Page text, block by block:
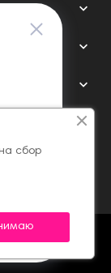



сбор